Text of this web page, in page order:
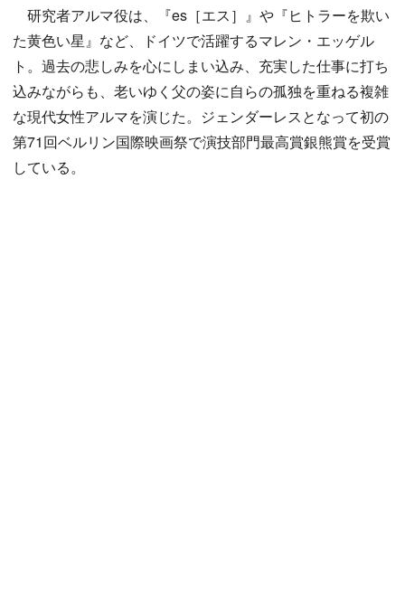
研究者アルマ役は、『es［エス］』や『ヒトラーを欺い
た黄色い星』など、ドイツで活躍するマレン・エッゲル
ト。過去の悲しみを心にしまい込み、充実した仕事に打ち
込みながらも、老いゆく父の姿に自らの孤独を重ねる複雑
な現代女性アルマを演じた。ジェンダーレスとなって初の
第71回ベルリン国際映画祭で演技部門最高賞銀熊賞を受賞
している。